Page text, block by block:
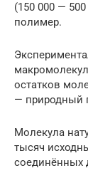
(150 000 —
полимер.
остатков
— природный
Молекула
тысяч
соединённых